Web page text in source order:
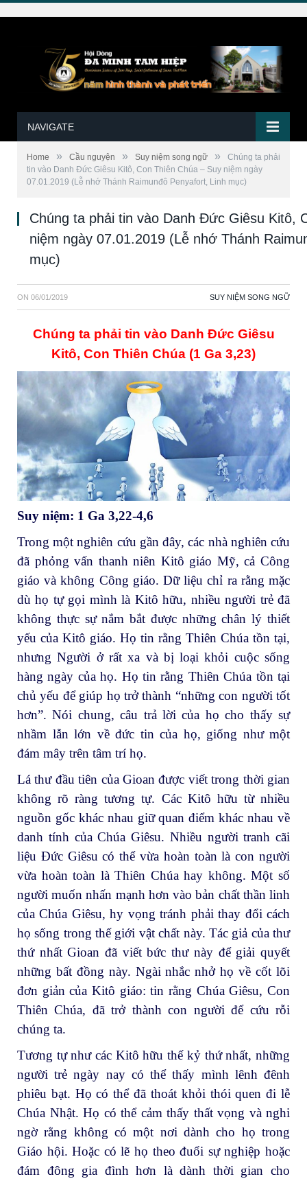
NAVIGATE
Home » Cầu nguyện » Suy niệm song ngữ »
Chúng ta phải
tin vào Danh Đức Giêsu Kitô, Con Thiên Chúa – Suy niệm ngày
07.01.2019 (Lễ nhớ Thánh Raimunđô Penyafort, Linh mục)
Chúng ta phải tin vào Danh Đức Giêsu Kitô,
niệm ngày 07.01.2019 (Lễ nhớ Thánh
mục)
ON 06/01/2019 SUY NIỆM SONG NGỮ
Chúng ta phải tin vào Danh Đức Giêsu
Kitô, Con Thiên Chúa (1 Ga 3,23)
Suy niệm: 1 Ga 3,22-4,6
Trong một nghiên cứu gần đây, các nhà nghiên cứu
đã phỏng vấn thanh niên Kitô giáo Mỹ, cả Công
giáo và không Công giáo. Dữ liệu chỉ ra rằng mặc
dù họ tự gọi mình là Kitô hữu, nhiều người trẻ đã
không thực sự nắm bắt được những chân lý thiết
yếu của Kitô giáo. Họ tin rằng Thiên Chúa tồn tại,
nhưng Người ở rất xa và bị loại khỏi cuộc sống
hàng ngày của họ. Họ tin rằng Thiên Chúa tồn tại
chủ yếu để giúp họ trở thành “những con người tốt
hơn”. Nói chung, câu trả lời của họ cho thấy sự
nhầm lẫn lớn về đức tin của họ, giống như một
đám mây trên tâm trí họ.
Lá thư đầu tiên của Gioan được viết trong thời gian
không rõ ràng tương tự. Các Kitô hữu từ nhiều
nguồn gốc khác nhau giữ quan điểm khác nhau về
danh tính của Chúa Giêsu. Nhiều người tranh cãi
liệu Đức Giêsu có thể vừa hoàn toàn là con người
vừa hoàn toàn là Thiên Chúa hay không. Một số
người muốn nhấn mạnh hơn vào bản chất thần linh
của Chúa Giêsu, hy vọng tránh phải thay đổi cách
họ sống trong thế giới vật chất này. Tác giả của thư
thứ nhất Gioan đã viết bức thư này để giải quyết
những bất đồng này. Ngài nhắc nhở họ về cốt lõi
đơn giản của Kitô giáo: tin rằng Chúa Giêsu, Con
Thiên Chúa, đã trở thành con người để cứu rỗi
chúng ta.
Tương tự như các Kitô hữu thế kỷ thứ nhất, những
người trẻ ngày nay có thể thấy mình lênh đênh
phiêu bạt. Họ có thể đã thoát khỏi thói quen đi lễ
Chúa Nhật. Họ có thể cảm thấy thất vọng và nghi
ngờ rằng không có một nơi dành cho họ trong
Giáo hội. Hoặc có lẽ họ theo đuổi sự nghiệp hoặc
đám đông gia đình hơn là dành thời gian cho